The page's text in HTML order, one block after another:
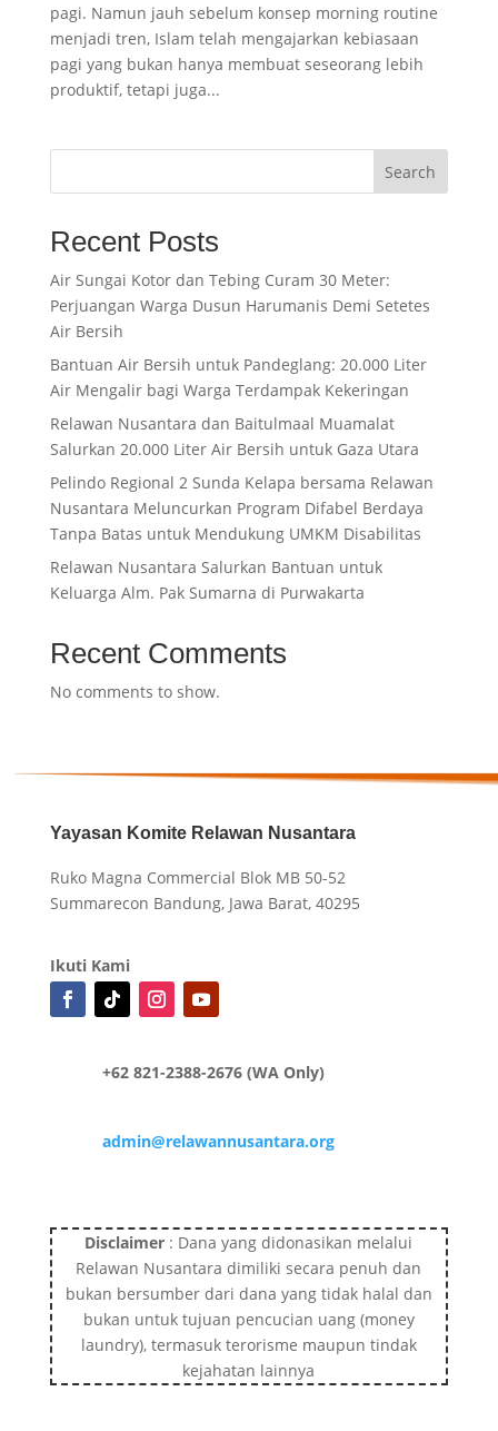
pagi. Namun jauh sebelum konsep morning routine
menjadi tren, Islam telah mengajarkan kebiasaan
pagi yang bukan hanya membuat seseorang lebih
produktif, tetapi juga...
Search
Recent Posts
Air Sungai Kotor dan Tebing Curam 30 Meter:
Perjuangan Warga Dusun Harumanis Demi Setetes
Air Bersih
Bantuan Air Bersih untuk Pandeglang: 20.000 Liter
Air Mengalir bagi Warga Terdampak Kekeringan
Relawan Nusantara dan Baitulmaal Muamalat
Salurkan 20.000 Liter Air Bersih untuk Gaza Utara
Pelindo Regional 2 Sunda Kelapa bersama Relawan
Nusantara Meluncurkan Program Difabel Berdaya
Tanpa Batas untuk Mendukung UMKM Disabilitas
Relawan Nusantara Salurkan Bantuan untuk
Keluarga Alm. Pak Sumarna di Purwakarta
Recent Comments
No comments to show.
Yayasan Komite Relawan Nusantara
Ruko Magna Commercial Blok MB 50-52
Summarecon Bandung, Jawa Barat, 40295
Ikuti Kami
+62 821-2388-2676 (WA Only)
admin@relawannusantara.org
Disclaimer : Dana yang didonasikan melalui
Relawan Nusantara dimiliki secara penuh dan
bukan bersumber dari dana yang tidak halal dan
bukan untuk tujuan pencucian uang (money
laundry), termasuk terorisme maupun tindak
kejahatan lainnya